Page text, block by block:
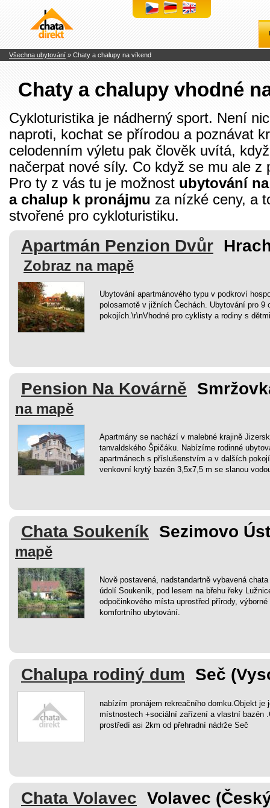
Všechna ubytování » Chaty a chalupy na víkend
Chaty a chalupy vhodné
Cykloturistika je nádherný sport. Není
naproti, kochat se přírodou a poznávat
celodenním výletu pak člověk uvítá,
načerpat nové síly. Co když se mu ale
Pro ty z vás tu je možnost ubytování
a chalup k pronájmu za nízké ceny, a
stvořené pro cykloturistiku.
Apartmán Penzion Dvůr
Zobraz na mapě
Ubytování apartmánového typu v podkroví
polosamotě v jižních Čechách. Ubytování pro 9
pokojích.\r\nVhodné pro cyklisty a rodiny s
Pension Na Kovárně
na mapě
Apartmány se nachází v malebné krajině
tanvaldského Špičáku. Nabízíme rodinné
apartmánech s příslušenstvím a v dalších
venkovní krytý bazén 3,5x7,5 m se slanou
Chata Soukeník Sezimovo
mapě
Nově postavená, nadstandartně vybavená
údolí Soukeník, pod lesem na břehu řeky
odpočinkového místa uprostřed přírody,
komfortního ubytování.
Chalupa rodiný dum Seč
nabízím pronájem rekreačního domku.Objekt je
místnostech +sociální zařízení a vlastní bazén
prostředí asi 2km od přehradní nádrže Seč
Chata Volavec Volavec
chalupy